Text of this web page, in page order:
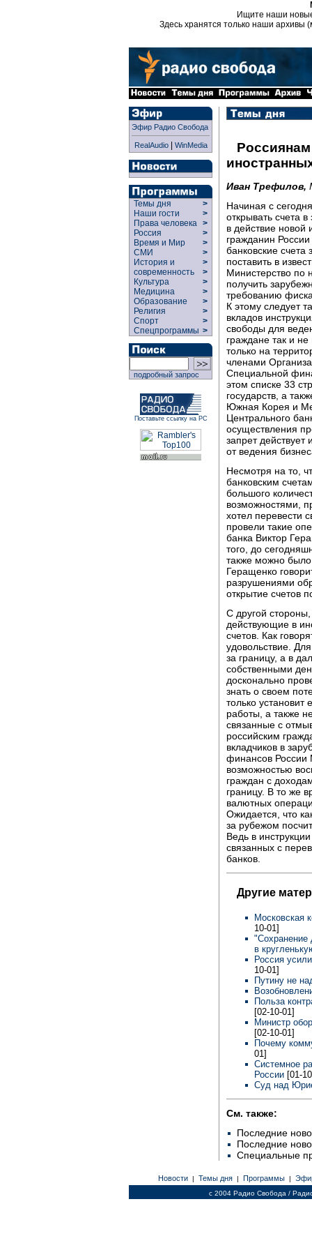
Ищите наши
Здесь хранятся только наши архивы
Эфир Радио Свобода
RealAudio| WinMedia
Темы дня
>
Наши гости
>
Права человека >
Россия
>
Время и Мир
>
СМИ
>
История и
современность
>
>
Культура
>
Медицина
>
Образование
>
Религия
>
Спорт
>
Спецпрограммы >
подробный запрос
Поставьте ссылку на РС
Иван Трефилов,
Начиная с
открывать счета
в действие новой
гражданин
банковские
поставить в
Министерство по
получить
требованию
К этому следует
вкладов
свободы для
граждане так и
только на
членами
Специальной
этом списке 33
государств, а
Южная Корея и
Центрального
осуществления
запрет действует
от ведения
Несмотря на то,
банковским
большого
возможностями,
хотел перевести
провели такие
банка Виктор
того, до
также можно было
Геращенко
разрушениями
открытие счетов
С другой
действующие в
счетов. Как
удовольствие.
за границу, а в
собственными
досконально
знать о своем
только установит
работы, а также
связанные с
российским
вкладчиков в
финансов России
возможностью
граждан с
границу. В то же
валютных
Ожидается, что
за рубежом
Ведь в
связанных с
банков.
Другие
Московская
10-01]
"Сохранение
в
Россия
10-01]
Путину не
Польза
[02-10-01]
Министр
[02-10-01]
Почему
01]
Системное
России [01-
Суд над
См. также:
Последние
Последние
Специальные
Новости | Темы дня | Программы |
c 2004 Радио Свобода /